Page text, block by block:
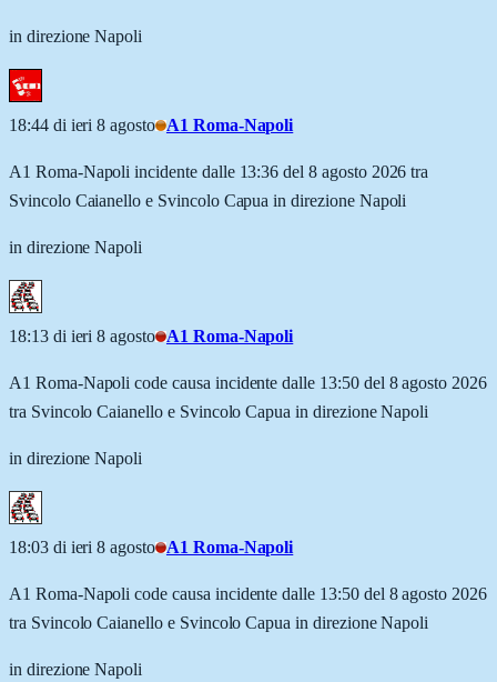
in direzione Napoli
18:44 di ieri 8 agosto A1 Roma-Napoli
A1 Roma-Napoli incidente dalle 13:36 del 8 agosto 2026 tra
Svincolo Caianello e Svincolo Capua in direzione Napoli
in direzione Napoli
18:13 di ieri 8 agosto A1 Roma-Napoli
A1 Roma-Napoli code causa incidente dalle 13:50 del 8 agosto 2026
tra Svincolo Caianello e Svincolo Capua in direzione Napoli
in direzione Napoli
18:03 di ieri 8 agosto A1 Roma-Napoli
A1 Roma-Napoli code causa incidente dalle 13:50 del 8 agosto 2026
tra Svincolo Caianello e Svincolo Capua in direzione Napoli
in direzione Napoli